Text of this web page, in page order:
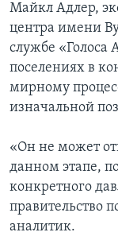
Майкл Адлер,
центра имени
службе «Голоса
поселениях в
мирному
изначальной
«Он не может
данном этапе,
конкретного
правительство
аналитик.